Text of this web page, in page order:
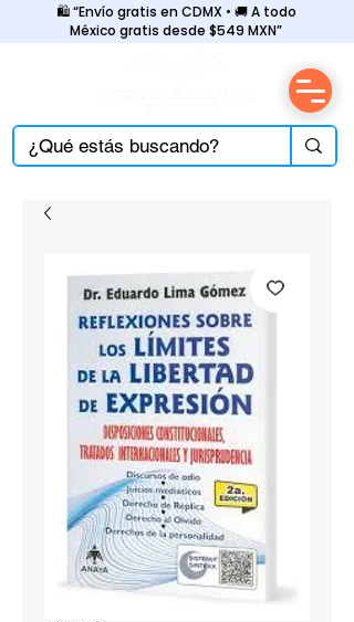
🛍️ “Envío gratis en CDMX • 🚚 A todo
México gratis desde $549 MXN”